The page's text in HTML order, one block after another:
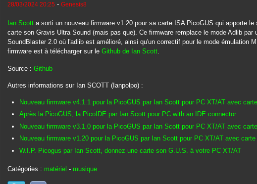
28/03/2024 20:25 - Genesis8
Ian Scotta sorti un nouveau firmware v1.20 pour sa carte ISA PicoGUS qui apporte le
carte son Gravis Ultra Sound (mais pas que). Ce firmware remplace le mode Adlib par
SoundBlaster 2.0 où l'adlib est amélioré, ainsi qu'un correctif pour le mode émulation
firmware est à télécharger sur le Github de Ian Scott.
Source : Github
Autres informations sur Ian SCOTT (Ianpolpo) :
Nouveau firmware v4.1.1 pour la PicoGUS par Ian Scott pour PC XT/AT avec
Après la PicoGUS, la PicoIDE par Ian Scott pour PC with an IDE connector
Nouveau firmware v3.1.0 pour la PicoGUS par Ian Scott pour PC XT/AT avec
Nouveau firmware v1.20 pour la PicoGUS par Ian Scott pour PC XT/AT avec
W.I.P. Picogus par Ian Scott, donnez une carte son G.U.S. à votre PC XT/AT
Catégories : matériel - musique